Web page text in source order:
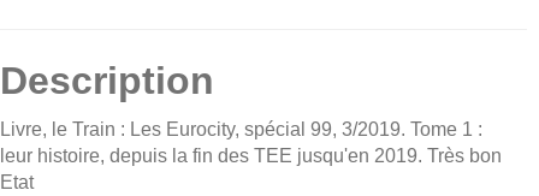
Description
Livre, le Train : Les Eurocity, spécial 99, 3/2019. Tome 1 :
leur histoire, depuis la fin des TEE jusqu'en 2019. Très bon
Etat